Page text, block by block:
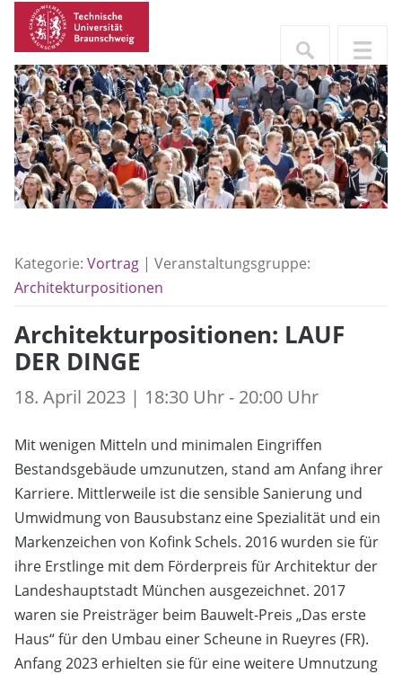
Kategorie: Vortrag | Veranstaltungsgruppe:
Architekturpositionen
Architekturpositionen: LAUF
DER DINGE
18. April 2023 | 18:30 Uhr - 20:00 Uhr
Mit wenigen Mitteln und minimalen Eingriffen
Bestandsgebäude umzunutzen, stand am Anfang ihrer
Karriere. Mittlerweile ist die sensible Sanierung und
Umwidmung von Bausubstanz eine Spezialität und ein
Markenzeichen von Kofink Schels. 2016 wurden sie für
ihre Erstlinge mit dem Förderpreis für Architektur der
Landeshauptstadt München ausgezeichnet. 2017
waren sie Preisträger beim Bauwelt-Preis „Das erste
Haus“ für den Umbau einer Scheune in Rueyres (FR).
Anfang 2023 erhielten sie für eine weitere Umnutzung